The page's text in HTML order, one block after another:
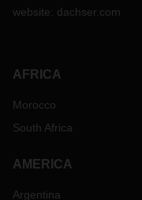
website: dachser.com
AFRICA
Morocco
South Africa
AMERICA
Argentina